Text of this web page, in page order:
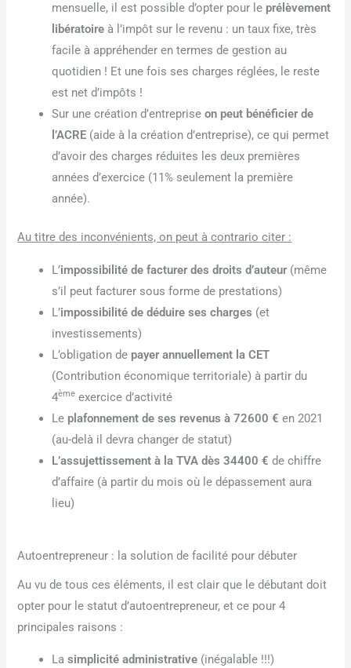
mensuelle, il est possible d’opter pour le prélèvement
libératoire à l’impôt sur le revenu : un taux fixe, très
facile à appréhender en termes de gestion au
quotidien ! Et une fois ses charges réglées, le reste
est net d’impôts !
Sur une création d’entrepriseon peut bénéficier de
l’ACRE (aide à la création d’entreprise), ce qui permet
d’avoir des charges réduites les deux premières
années d’exercice (11% seulement la première
année).
Au titre des inconvénients, on peut à contrario citer :
L’impossibilité de facturer des droits d’auteur(même
s’il peut facturer sous forme de prestations)
L’impossibilité de déduire ses charges (et
investissements)
L’obligation de payer annuellement la CET
(Contribution économique territoriale) à partir du
4ème exercice d’activité
Le plafonnement de ses revenus à 72600 € en 2021
(au-delà il devra changer de statut)
L’assujettissement à la TVA dès 34400 € de chiffre
d’affaire (à partir du mois où le dépassement aura
lieu)
Autoentrepreneur : la solution de facilité pour débuter
Au vu de tous ces éléments, il est clair que le débutant doit
opter pour le statut d’autoentrepreneur, et ce pour 4
principales raisons :
Lasimplicité administrative (inégalable !!!)